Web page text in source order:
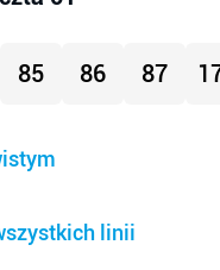
85 86 87
linii